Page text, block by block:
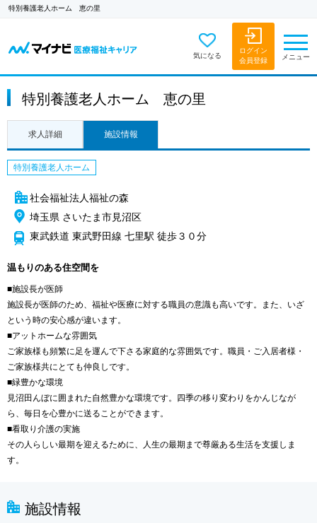
特別養護老人ホーム 恵の里
気になる
ログイン
会員登録
メニュー
特別養護老人ホーム 恵の里
求人詳細 施設情報
特別養護老人ホーム
社会福祉法人福祉の森
埼玉県 さいたま市見沼区
東武鉄道 東武野田線 七里駅 徒歩３０分
温もりのある住空間を
■施設長が医師
施設長が医師のため、福祉や医療に対する職員の意識も高いです。また、いざ
という時の安心感が違います。
■アットホームな雰囲気
ご家族様も頻繁に足を運んで下さる家庭的な雰囲気です。職員・ご入居者様・
ご家族様共にとても仲良しです。
■緑豊かな環境
見沼田んぼに囲まれた自然豊かな環境です。四季の移り変わりをかんじなが
ら、毎日を心豊かに送ることができます。
■看取り介護の実施
その人らしい最期を迎えるために、人生の最期まで尊厳ある生活を支援しま
す。
施設情報